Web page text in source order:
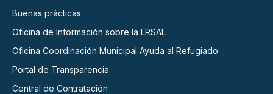
Buenas prácticas
Oficina de Información sobre la LRSAL
Oficina Coordinación Municipal Ayuda al Refugiado
Portal de Transparencia
Central de Contratación